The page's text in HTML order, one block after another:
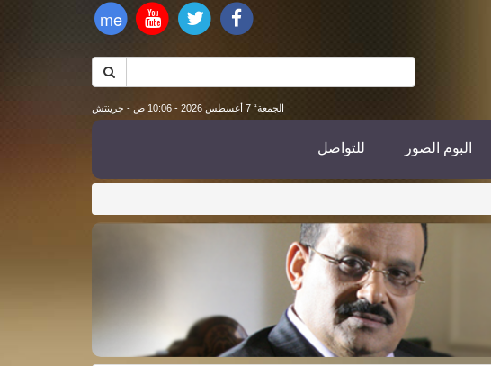
me
الجمعة“ 7 أغسطس 2026 - 10:06 ص - جرينتش
البوم الصور للتواصل